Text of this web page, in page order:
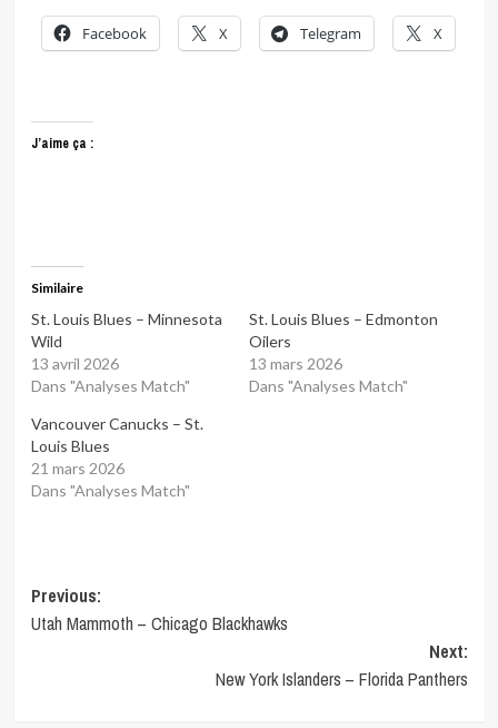
Facebook X Telegram X
J’aime ça :
Similaire
St. Louis Blues – Minnesota
Wild
13 avril 2026
Dans "Analyses Match"
St. Louis Blues – Edmonton
Oilers
13 mars 2026
Dans "Analyses Match"
Vancouver Canucks – St.
Louis Blues
21 mars 2026
Dans "Analyses Match"
Post
navigation
Previous:
Utah Mammoth – Chicago Blackhawks
Next:
New York Islanders – Florida Panthers